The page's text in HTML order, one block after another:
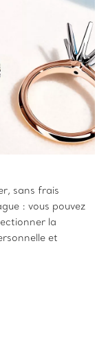
sans frais
: vous pouvez
la
et